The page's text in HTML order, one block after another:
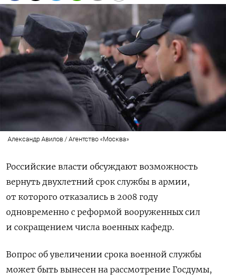
Александр Авилов / Агентство «Москва»
Российские власти обсуждают возможность
вернуть двухлетний срок службы в армии,
от которого отказались в 2008 году
одновременно с реформой вооруженных сил
и сокращением числа военных кафедр.
Вопрос об увеличении срока военной службы
может быть вынесен на рассмотрение Госдумы,